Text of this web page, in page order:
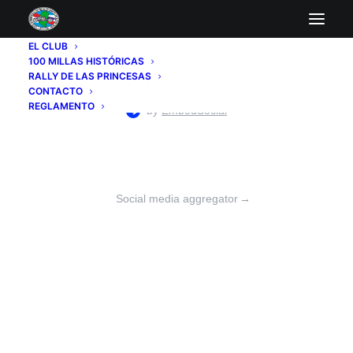
EL CLUB
100 MILLAS HISTÓRICAS
RALLY DE LAS PRINCESAS
CONTACTO
REGLAMENTO
Social media aggregator →